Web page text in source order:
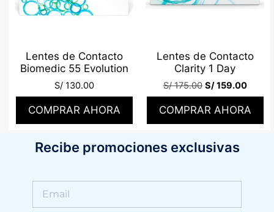
Lentes de Contacto
Biomedic 55 Evolution
S/130.00
COMPRAR AHORA
Lentes de Contacto
Clarity 1 Day
S/175.00 S/159.00
COMPRAR AHORA
Recibe promociones exclusivas